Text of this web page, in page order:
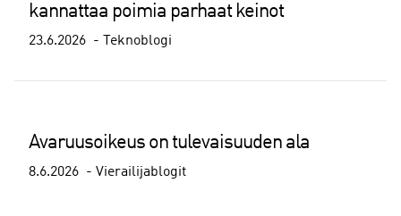
kannattaa poimia parhaat keinot
23.6.2026 Teknoblogi
Avaruusoikeus on tulevaisuuden ala
8.6.2026 Vierailijablogit